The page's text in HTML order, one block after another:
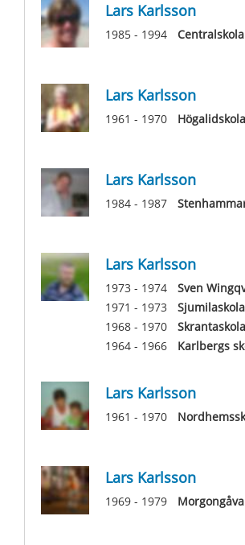
Lars Karlsson
1985 - 1994
Lars Karlsson
1961 - 1970
Lars Karlsson
1984 - 1987
Lars Karlsson
1973 - 1974 Sven
1971 - 1973
1968 - 1970
1964 - 1966
Karlbergs
Lars Karlsson
1961 - 1970
Lars Karlsson
1969 - 1979